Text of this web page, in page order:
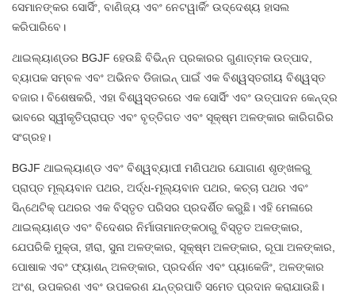
ସେମାନଙ୍କର ସୋର୍ସିଂ, ବାଣିଜ୍ୟ ଏବଂ ନେଟୱାର୍କିଂ ଉଦ୍ଦେଶ୍ୟ ହାସଲ
କରିପାରିବେ।
ଥାଇଲ୍ୟାଣ୍ଡର BGJF ହେଉଛି ବିଭିନ୍ନ ପ୍ରକାରର ଗୁଣାତ୍ମକ ଉତ୍ପାଦ,
ବ୍ୟାପକ ସମ୍ବଳ ଏବଂ ଅଭିନବ ଡିଜାଇନ୍ ପାଇଁ ଏକ ବିଶ୍ୱସ୍ତରୀୟ ବିଶ୍ୱସ୍ତ
ବଜାର। ବିଶେଷକରି, ଏହା ବିଶ୍ୱସ୍ତରରେ ଏକ ସୋର୍ସିଂ ଏବଂ ଉତ୍ପାଦନ କେନ୍ଦ୍ର
ଭାବରେ ସ୍ୱୀକୃତିପ୍ରାପ୍ତ ଏବଂ ବୃତ୍ତିଗତ ଏବଂ ସୂକ୍ଷ୍ମ ଅଳଙ୍କାର କାରିଗରିର
ସଂଗ୍ରହ।
BGJF ଥାଇଲ୍ୟାଣ୍ଡ ଏବଂ ବିଶ୍ୱବ୍ୟାପୀ ମଣିପଥର ଯୋଗାଣ ଶୃଙ୍ଖଳରୁ
ପ୍ରାପ୍ତ ମୂଲ୍ୟବାନ ପଥର, ଅର୍ଦ୍ଧ-ମୂଲ୍ୟବାନ ପଥର, କଚ୍ଚା ପଥର ଏବଂ
ସିନ୍ଥେଟିକ୍ ପଥରର ଏକ ବିସ୍ତୃତ ପରିସର ପ୍ରଦର୍ଶିତ କରୁଛି। ଏହି ମେଳାରେ
ଥାଇଲ୍ୟାଣ୍ଡ ଏବଂ ବିଦେଶର ନିର୍ମାତାମାନଙ୍କଠାରୁ ବିସ୍ତୃତ ଅଳଙ୍କାର,
ଯେପରିକି ମୁକ୍ତା, ହୀରା, ସୁନା ଅଳଙ୍କାର, ସୂକ୍ଷ୍ମ ଅଳଙ୍କାର, ରୂପା ଅଳଙ୍କାର,
ପୋଷାକ ଏବଂ ଫ୍ୟାଶନ୍ ଅଳଙ୍କାର, ପ୍ରଦର୍ଶନ ଏବଂ ପ୍ୟାକେଜିଂ, ଅଳଙ୍କାର
ଅଂଶ, ଉପକରଣ ଏବଂ ଉପକରଣ ଯନ୍ତ୍ରପାତି ସମେତ ପ୍ରଦାନ କରାଯାଉଛି।